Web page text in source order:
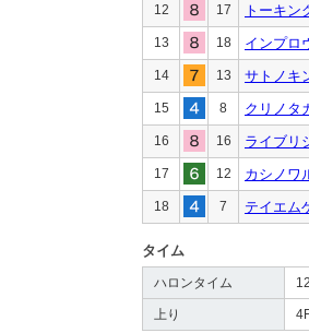
12 17 トーキン
13 18 インプロ
14 13 サトノキ
15 8 クリノタ
16 16 ライブリ
17 12 カシノワ
18 7 テイエム
タイム
ハロンタイム
上り